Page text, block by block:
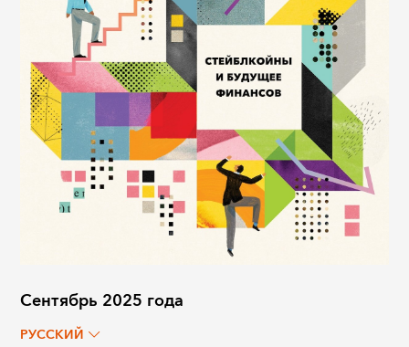
Сентябрь 2025 года
РУССКИЙ